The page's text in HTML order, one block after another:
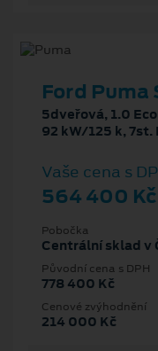
Ford Puma
5dveřová, 1.0
92 kW/125 k,
Vaše cena s
564 400 Kč
Pobočka
Centrální sklad v
Původní cena s DPH
778 400 Kč
Cenové zvýhodnění
214 000 Kč